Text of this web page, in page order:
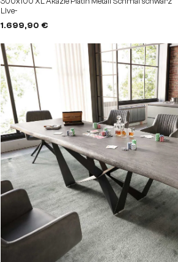
Live-
1.699,90 €